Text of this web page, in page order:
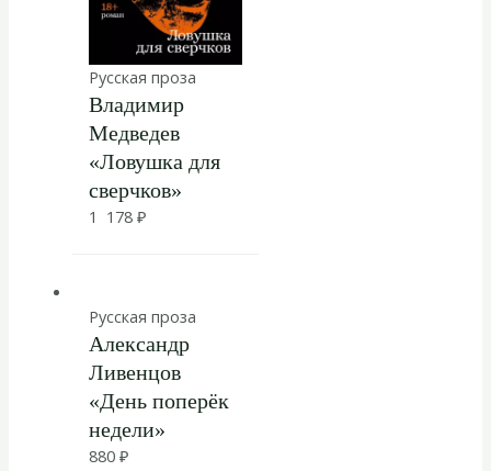
Русская проза
Владимир
Медведев
«Ловушка для
сверчков»
1 178 ₽
Русская проза
Александр
Ливенцов
«День поперёк
недели»
880 ₽